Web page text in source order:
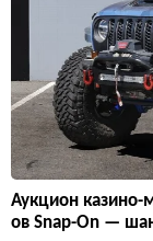
Аукцион казино-
ов Snap-On —